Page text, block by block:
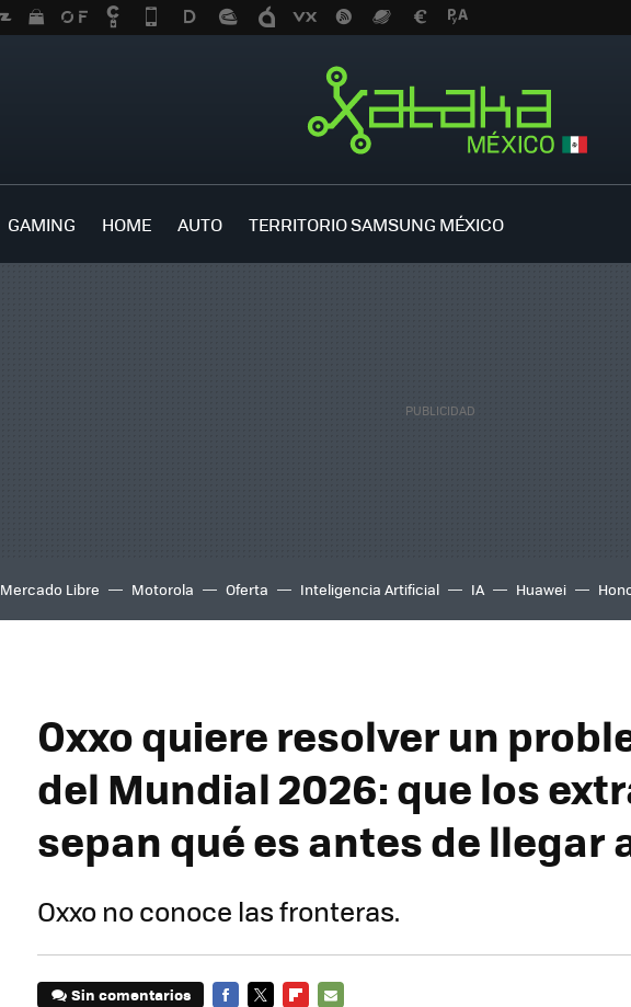
GAMING HOME AUTO TERRITORIO SAMSUNG MÉXICO
Mercado Libre Motorola Oferta Inteligencia Artificial IA Huawei
Oxxo quiere resolver un
del Mundial 2026: que los
sepan qué es antes de llegar
Oxxo no conoce las fronteras.
Sin comentarios